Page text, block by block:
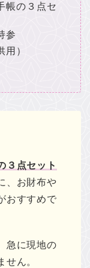
帳の３点セ
参
）
３点セット
、お財布や
おすすめで
急に現地の
せん。